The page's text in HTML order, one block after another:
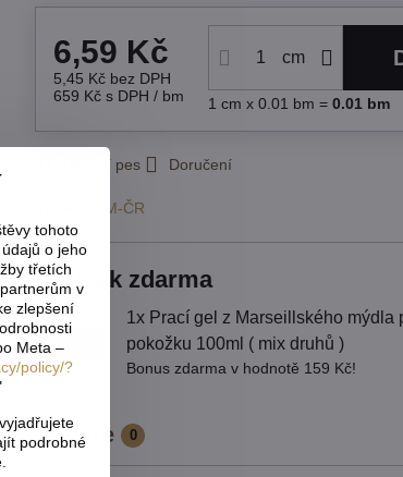
6,59 Kč
5,45 Kč bez DPH
659 Kč s DPH / bm
cm
1 cm x 0.01 bm = 0.01 bm
Hlídací pes Doručení
IM-ČR
Dárek zdarma
1x Prací gel z Marseillského mýdla
pokožku 100ml ( mix druhů )
Bonus zdarma v hodnotě 159 Kč!
Recenze 0
tohoto
o jeho
třetích
v
zlepšení
Meta –
policy/?
podrobné